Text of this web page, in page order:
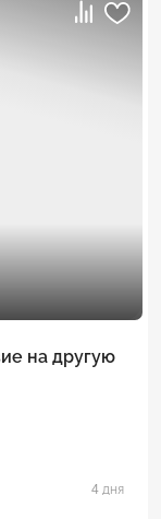
на другую
4 дня